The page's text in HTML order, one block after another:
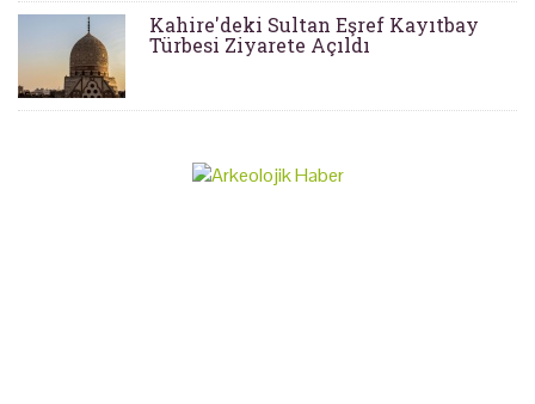
Kahire'deki Sultan Eşref Kayıtbay
Türbesi Ziyarete Açıldı